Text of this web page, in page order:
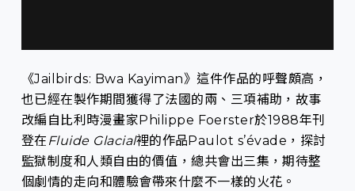
《Jailbirds: Bwa Kayiman》這件作品的呼聲頗高，
也已經在製作期間獲得了法國的兩、三項補助，故事
改編自比利時漫畫家Philippe Foerster於1988年刊
登在 Fluide Glacial裡的作品Paulot s’évade，探討
監獄制度和人類自由的價值，總共會出三集，期待整
個劇情的走向和體驗會帶來什麼不一樣的火花。